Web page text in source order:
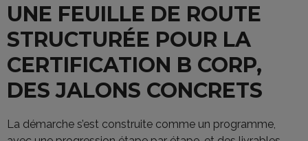
UNE FEUILLE DE ROUTE
STRUCTURÉE POUR LA
CERTIFICATION B CORP,
DES JALONS CONCRETS
La démarche s’est construite comme un programme,